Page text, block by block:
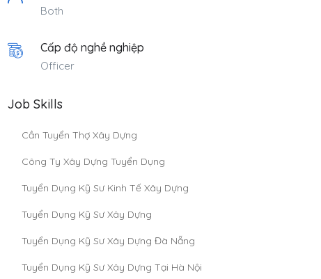
Both
Cấp độ nghề nghiệp
Officer
Job Skills
Cần Tuyển Thợ Xây Dựng
Công Ty Xây Dựng Tuyển Dụng
Tuyển Dụng Kỹ Sư Kinh Tế Xây Dựng
Tuyển Dụng Kỹ Sư Xây Dựng
Tuyển Dụng Kỹ Sư Xây Dựng Đà Nẵng
Tuyển Dụng Kỹ Sư Xây Dựng Tại Hà Nội